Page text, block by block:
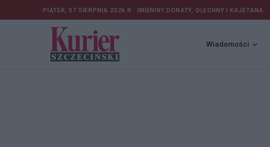
PIĄTEK, 07 SIERPNIA 2026 R. IMIENINY DONATY, OLECHNY I KAJETANA
Wiadomości